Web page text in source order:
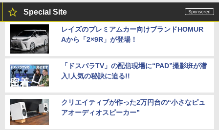
Special Site
レイズのプレミアムカー向けブランドHOMUR
Aから「2×9R」が登場！
「ドスパラTV」の配信現場に“PAD”撮影班が潜
入!人気の秘訣に迫る!!
クリエイティブが作った2万円台の“小さなピュ
アオーディオスピーカー”